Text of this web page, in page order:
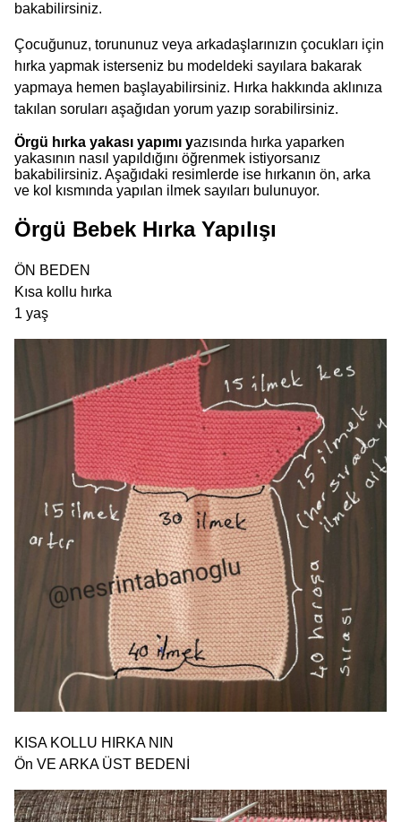
bakabilirsiniz.
Çocuğunuz, torununuz veya arkadaşlarınızın çocukları için
hırka yapmak isterseniz bu modeldeki sayılara bakarak
yapmaya hemen başlayabilirsiniz. Hırka hakkında aklınıza
takılan soruları aşağıdan yorum yazıp sorabilirsiniz.
Örgü hırka yakası yapımı yazısında hırka yaparken
yakasının nasıl yapıldığını öğrenmek istiyorsanız
bakabilirsiniz. Aşağıdaki resimlerde ise hırkanın ön, arka
ve kol kısmında yapılan ilmek sayıları bulunuyor.
Örgü Bebek Hırka Yapılışı
ÖN BEDEN
Kısa kollu hırka
1 yaş
KISA KOLLU HIRKA NIN
Ön VE ARKA ÜST BEDENİ